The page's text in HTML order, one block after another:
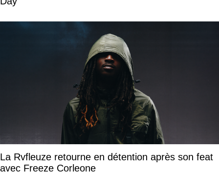
La Rvfleuze retourne en détention après son feat
avec Freeze Corleone